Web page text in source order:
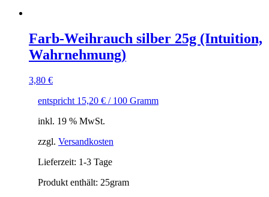
Farb-Weihrauch silber 25g (Intuition,
Wahrnehmung)
3,80 €
entspricht 15,20 € / 100 Gramm
inkl. 19 % MwSt.
zzgl. Versandkosten
Lieferzeit: 1-3 Tage
Produkt enthält: 25gram